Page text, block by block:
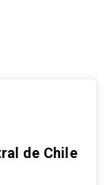
de Chile